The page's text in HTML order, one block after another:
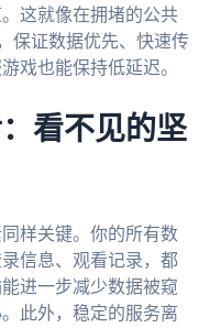
这就像在拥堵的公共
保证数据优先、快速传
戏也能保持低延迟。
看不见的坚
样关键。你的所有数
信息、观看记录，都
进一步减少数据被窥
此外，稳定的服务离